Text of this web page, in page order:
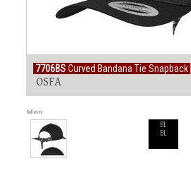
7706BSCurved Bandana Tie Snapback
OSFA
Rollover
BL
BL